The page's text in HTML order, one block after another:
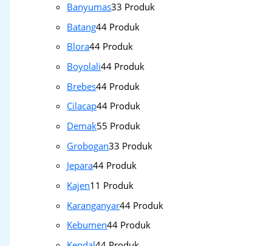
Banyumas33 Produk
Batang44 Produk
Blora44 Produk
Boyolali44 Produk
Brebes44 Produk
Cilacap44 Produk
Demak55 Produk
Grobogan33 Produk
Jepara44 Produk
Kajen1 1 Produk
Karanganyar44 Produk
Kebumen44 Produk